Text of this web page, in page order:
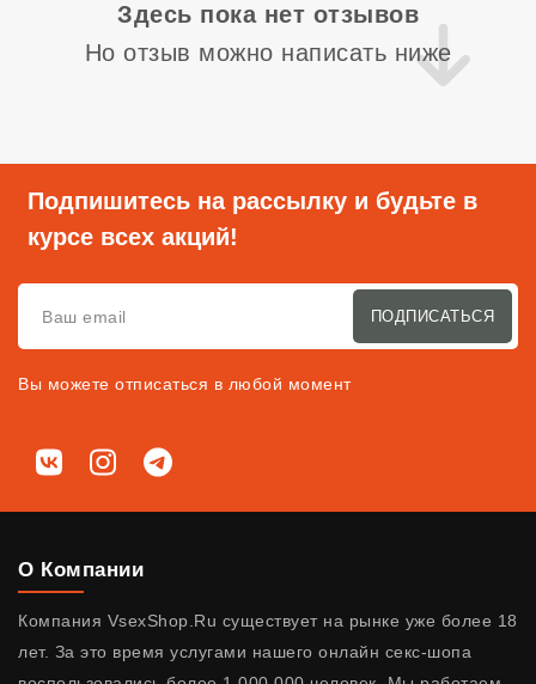
Здесь пока нет отзывов
Но отзыв можно написать ниже
Подпишитесь на рассылку и будьте в
курсе всех акций!
ПОДПИСАТЬСЯ
Вы можете отписаться в любой момент
Мы в соц. сетях
ВКонтактеInstagramTelegram
О Компании
Компания VsexShop.Ru существует на рынке уже более 18
лет. За это время услугами нашего онлайн секс-шопа